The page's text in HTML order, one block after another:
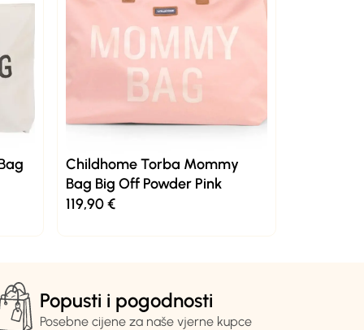
Childhome Torba Mommy
Bag Big Off Powder Pink
119,90€
Popusti i pogodnosti
Posebne cijene za naše vjerne kupce